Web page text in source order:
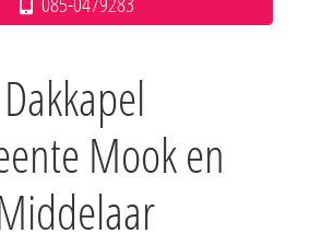
Dakkapel
Mook en